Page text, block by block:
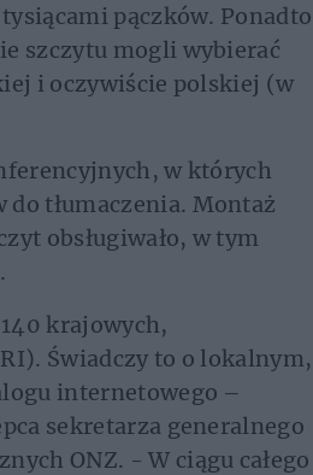
pączków. Ponadto
szczytu mogli wybierać
i oczywiście polskiej (w
w których
tłumaczenia. Montaż
obsługiwało, w tym
krajowych,
Świadczy to o lokalnym,
internetowego –
sekretarza generalnego
ONZ. - W ciągu całego